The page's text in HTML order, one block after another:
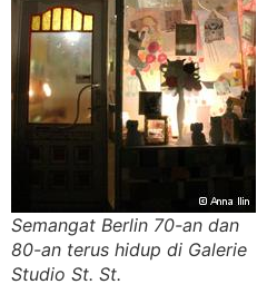
Semangat Berlin 70-an dan
80-an terus hidup di Galerie
Studio St. St.